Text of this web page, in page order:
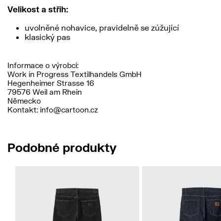
Velikost a střih:
uvolněné nohavice, pravidelně se zúžující
klasický pas
Informace o výrobci:
Work in Progress Textilhandels GmbH
Hegenheimer Strasse 16
79576 Weil am Rhein
Německo
Kontakt: info@cartoon.cz
Podobné produkty